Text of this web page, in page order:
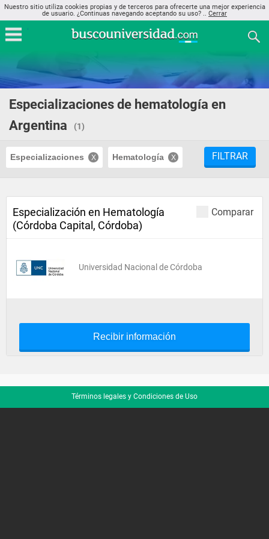
Nuestro sitio utiliza cookies propias y de terceros para ofrecerte una mejor experiencia
de usuario. ¿Continuas navegando aceptando su uso? .. Cerrar
Especializaciones de hematología en
Argentina
(1)
Especializaciones Hematología FILTRAR
Comparar
Especialización en Hematología
(Córdoba Capital, Córdoba)
Universidad Nacional de Córdoba
Recibir información
Términos legales y Condiciones de Uso